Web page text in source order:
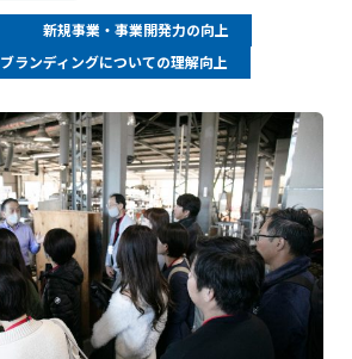
新規事業・事業開発力の向上
ブランディングについての理解向上